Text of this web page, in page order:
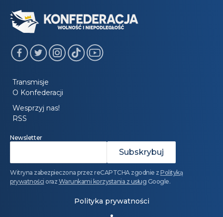
Transmisje
O Konfederacji
Wesprzyj nas!
RSS
Newsletter
Witryna zabezpieczona przez reCAPTCHA zgodnie z Polityką
prywatności oraz Warunkami korzystania z usług Google.
Polityka prywatności